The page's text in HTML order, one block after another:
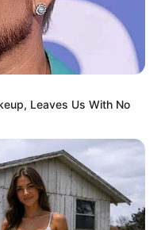
Leaves Us With No